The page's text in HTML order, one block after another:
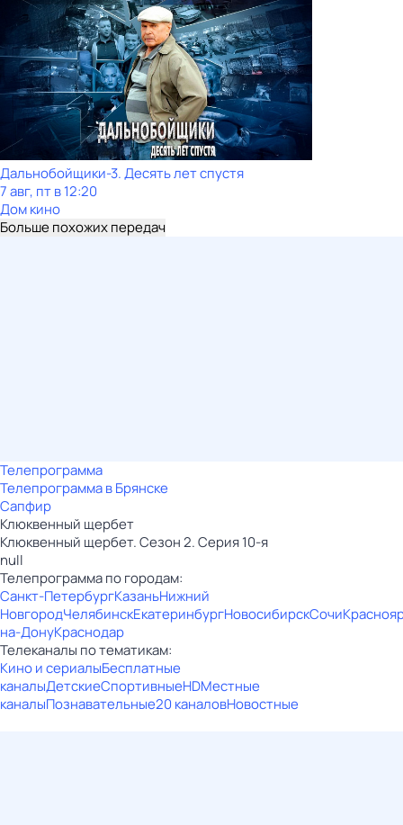
Дальнобойщики-3. Десять лет спустя
7 авг, пт в 12:20
Дом кино
Больше похожих передач
Телепрограмма
Телепрограмма в Брянске
Сапфир
Клюквенный щербет
Клюквенный щербет. Сезон 2. Серия 10-я
null
Телепрограмма по городам:
Санкт-ПетербургКазаньНижний
НовгородЧелябинскЕкатеринбургНовосибирскСочи
на-ДонуКраснодар
Телеканалы по тематикам:
Кино и сериалыБесплатные
каналыДетскиеСпортивныеHDМестные
каналыПознавательные20 каналовНовостные